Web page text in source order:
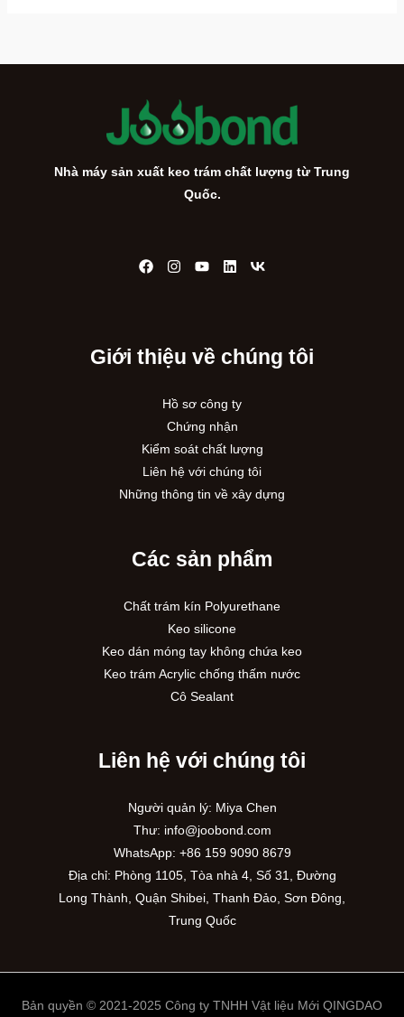
Nhà máy sản xuất keo trám chất lượng từ Trung
Quốc.
Giới thiệu về chúng tôi
Hồ sơ công ty
Chứng nhận
Kiểm soát chất lượng
Liên hệ với chúng tôi
Những thông tin về xây dựng
Các sản phẩm
Chất trám kín Polyurethane
Keo silicone
Keo dán móng tay không chứa keo
Keo trám Acrylic chống thấm nước
Cô Sealant
Liên hệ với chúng tôi
Người quản lý: Miya Chen
Thư: info@joobond.com
WhatsApp: +86 159 9090 8679
Địa chỉ: Phòng 1105, Tòa nhà 4, Số 31, Đường
Long Thành, Quận Shibei, Thanh Đảo, Sơn Đông,
Trung Quốc
Bản quyền © 2021-2025 Công ty TNHH Vật liệu Mới QINGDAO
PT